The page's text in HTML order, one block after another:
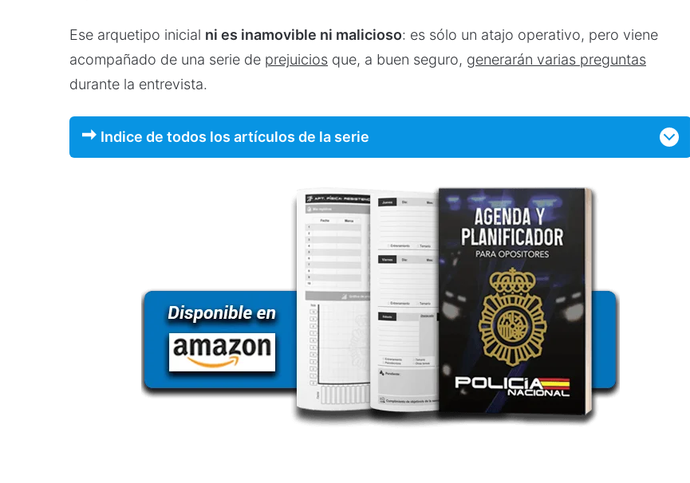
Ese arquetipo inicial ni es inamovible ni malicioso: es sólo un atajo operativo, pero viene
acompañado de una serie de prejuicios que, a buen seguro, generarán varias preguntas
durante la entrevista.
Indice de todos los artículos de la serie